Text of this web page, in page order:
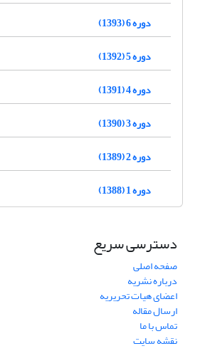
دوره 6 (1393)
دوره 5 (1392)
دوره 4 (1391)
دوره 3 (1390)
دوره 2 (1389)
دوره 1 (1388)
دسترسی سریع
صفحه اصلی
درباره نشریه
اعضای هیات تحریریه
ارسال مقاله
تماس با ما
نقشه سایت